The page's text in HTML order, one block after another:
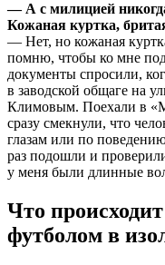
— А с милицией
Кожаная куртка,
— Нет, но кожаная
помню, чтобы ко мне
документы спросили,
в заводской общаге на
Климовым. Поехали в
сразу смекнули, что
глазам или по
раз подошли и
у меня были длинные
Что
футболом в